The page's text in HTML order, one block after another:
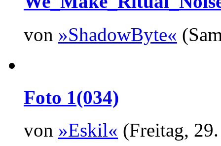
von »ShadowByte«
Foto 1(034)
von »Eskil« (Freitag,